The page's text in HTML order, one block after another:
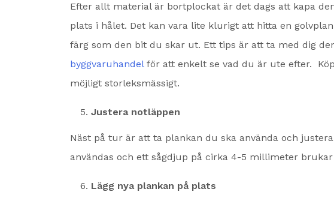
Efter allt material är bortplockat är det dags att kapa
plats i hålet. Det kan vara lite klurigt att hitta en
färg som den bit du skar ut. Ett tips är att ta med dig
byggvaruhandelför att enkelt se vad du är ute efter.
möjligt storleksmässigt.
Justera notläppen
Näst på tur är att ta plankan du ska använda och
användas och ett sågdjup på cirka 4-5 millimeter brukar
Lägg nya plankan på plats